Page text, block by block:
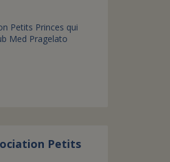
Petits Princes qui
Med Pragelato
Petits